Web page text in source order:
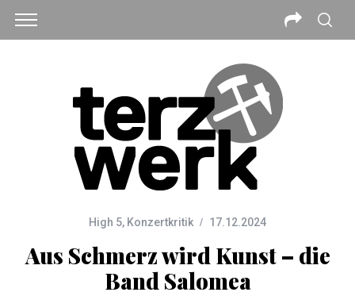
High 5, Konzertkritik 17.12.2024
Aus Schmerz wird Kunst – die
Band Salomea